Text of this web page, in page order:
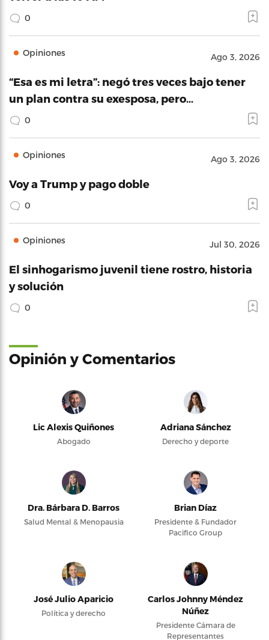
0
Opiniones Ago 3, 2026
“Esa es mi letra”: negó tres veces bajo tener
un plan contra su exesposa, pero…
0
Opiniones Ago 3, 2026
Voy a Trump y pago doble
0
Opiniones Jul 30, 2026
El sinhogarismo juvenil tiene rostro, historia
y solución
0
Opinión y Comentarios
Lic Alexis Quiñones
Abogado
Adriana Sánchez
Derecho y deporte
Dra. Bárbara D. Barros
Salud Mental & Menopausia
Brian Díaz
Presidente & Fundador
Pacifico Group
José Julio Aparicio
Política y derecho
Carlos Johnny Méndez
Núñez
Presidente Cámara de
Representantes